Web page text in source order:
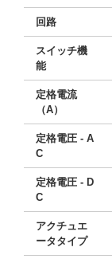
回路
スイッチ機
能
定格電流
（A）
定格電圧 - A
C
定格電圧 - D
C
アクチュエ
ータタイプ